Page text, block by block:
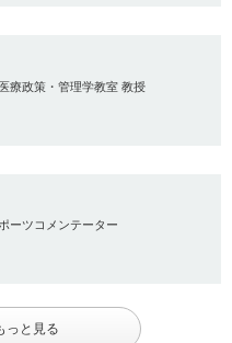
療政策・管理学教室 教授
ーツコメンテーター
っと見る